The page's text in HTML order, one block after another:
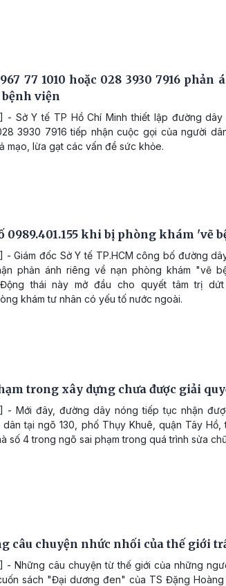
77 1010 hoặc 028 3930 7916 phản
viện
- Sở Y tế TP Hồ Chí Minh thiết lập đường
3930 7916 tiếp nhận cuộc gọi của người
mạo, lừa gạt các vấn đề sức khỏe.
0989.401.155 khi bị phòng khám 'vẽ
- Giám đốc Sở Y tế TP.HCM công bố đường
phản ánh riêng về nạn phòng khám "vẽ
thái này mở đầu cho quyết tâm trị
khám tư nhân có yếu tố nước ngoài.
trong xây dựng chưa được giải
- Mới đây, đường dây nóng tiếp tục nhận
dân tại ngõ 130, phố Thụy Khuê, quận Tây Hồ,
số 4 trong ngõ sai phạm trong quá trình sửa
câu chuyện nhức nhối của thế giới
- Những câu chuyện từ thế giới của những
sách "Đại dương đen" của TS Đặng